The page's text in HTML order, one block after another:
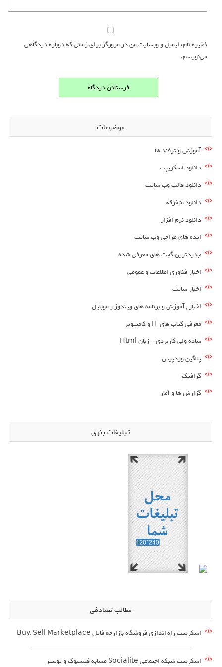
ذخیره نام، ایمیل و وبسایت من در مرورگر برای زمانی که دوباره دیدگاهی
می‌نویسم.
موضوعات
آموزش و ترفند ها
دانلود اسکریپت
دانلود قالب وب سایت
دانلود متفرقه
دانلود نرم افزار
ایده های طراحی وب سایت
جدیدترین گجت های معرفی شده
اخبار فناوری اطلاعات و عمومی
اخبار سایت
اخبار , آموزش و برنامه های ویندوز و موبایل
معرفی کتاب های IT و کامپیوتر
ساده ولی کاربردی – زبان Html
پلاگین وردپرس
گرافیک
گزارش ها و آمار
تبلیغات بنری
مطالب تصادفی
اسکریپت راه اندازی فروشگاه بازارچه فایل Buy, Sell Marketplace
اسکریپت شبکه اجتماعی Socialite مشابه فیسبوک و توییتر